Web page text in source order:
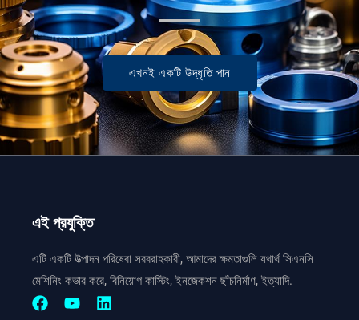
এখনই একটি উদ্ধৃতি পান
এই প্রযুক্তি
এটি একটি উত্পাদন পরিষেবা সরবরাহকারী, আমাদের ক্ষমতাগুলি যথার্থ সিএনসি
মেশিনিং কভার করে, বিনিয়োগ কাস্টিং, ইনজেকশন ছাঁচনির্মাণ, ইত্যাদি.